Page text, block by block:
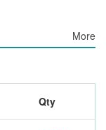
More
Qty